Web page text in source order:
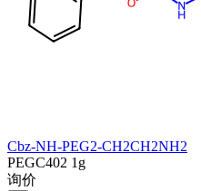
Cbz-NH-PEG2-CH2CH2NH2
PEGC402 1g
询价